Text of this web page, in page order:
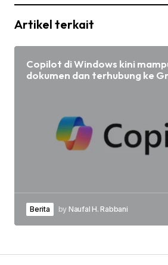
Artikel terkait
Copilot di Windows kini
dokumen dan terhubung ke
Berita by Naufal H. Rabbani